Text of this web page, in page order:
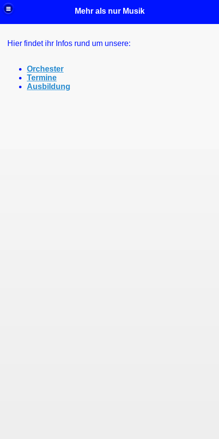
Mehr als nur Musik
Hier findet ihr Infos rund um unsere:
Orchester
Termine
Ausbildung